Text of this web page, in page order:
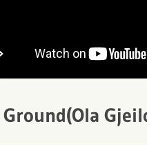
Ground(Ola